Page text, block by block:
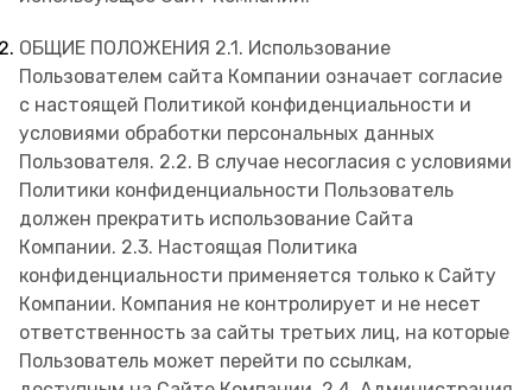
ОБЩИЕ ПОЛОЖЕНИЯ 2.1. Использование
Пользователем сайта Компании означает согласие
с настоящей Политикой конфиденциальности и
условиями обработки персональных данных
Пользователя. 2.2. В случае несогласия с условиями
Политики конфиденциальности Пользователь
должен прекратить использование Сайта
Компании. 2.3. Настоящая Политика
конфиденциальности применяется только к Сайту
Компании. Компания не контролирует и не несет
ответственность за сайты третьих лиц, на которые
Пользователь может перейти по ссылкам,